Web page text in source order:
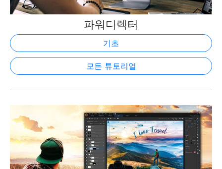
파워디렉터
기초
모든 튜토리얼